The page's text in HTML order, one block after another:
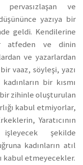
ve
yazıya bir
geldi. Kendilerine
atfeden ve dinin
ve yazarlardan
vaaz, söyleşi, yazı
bir kısmı
zihinle oluşturulan
kabul etmiyorlar,
Yaratıcının
şekilde
kadınların atıl
kabul etmeyecekler.